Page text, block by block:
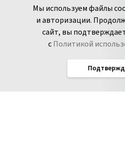
Мы используем файлы
и авторизации.
сайт, вы
сПолитикой
пн-пт с 9 до 18 часов (Мск)
Сообщить об
уязвимости